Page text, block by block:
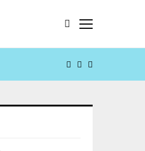
FACEBOOK
YOUTUBE